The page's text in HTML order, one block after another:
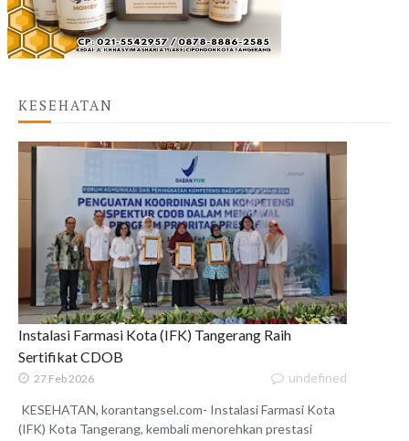
KESEHATAN
Instalasi Farmasi Kota (IFK) Tangerang Raih
Sertifikat CDOB
27 Feb 2026 undefined
KESEHATAN, korantangsel.com- Instalasi Farmasi Kota
(IFK) Kota Tangerang, kembali menorehkan prestasi